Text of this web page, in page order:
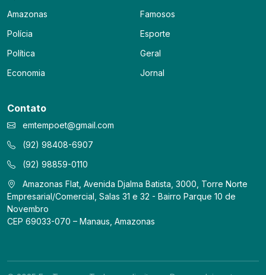
Amazonas
Polícia
Política
Economia
Famosos
Esporte
Geral
Jornal
Contato
emtempoet@gmail.com
(92) 98408-6907
(92) 98859-0110
Amazonas Flat, Avenida Djalma Batista, 3000, Torre Norte
Empresarial/Comercial, Salas 31 e 32 - Bairro Parque 10 de
Novembro
CEP 69033-070 – Manaus, Amazonas